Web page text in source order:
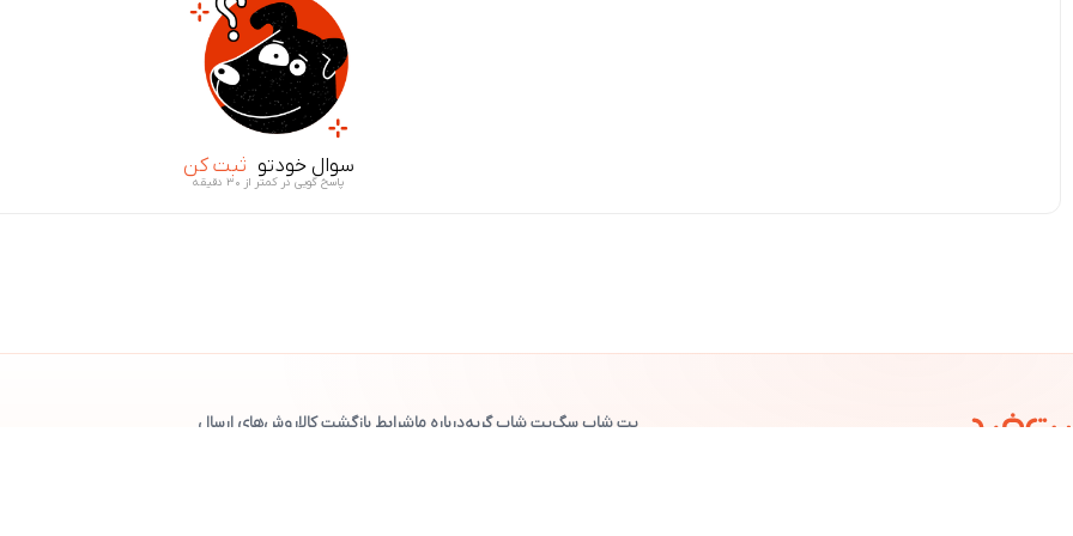
سوال خودتو ثبت کن
پاسخ گویی در کمتر از ۳۰ دقیقه
پت شاپ سگپت شاپ گربهدرباره ماشرایط بازگشت کالاروش‌های ارسال